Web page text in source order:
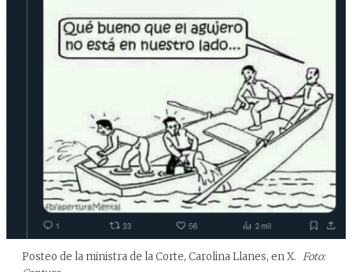
Posteo de la ministra de la Corte, Carolina Llanes, en X. Foto: